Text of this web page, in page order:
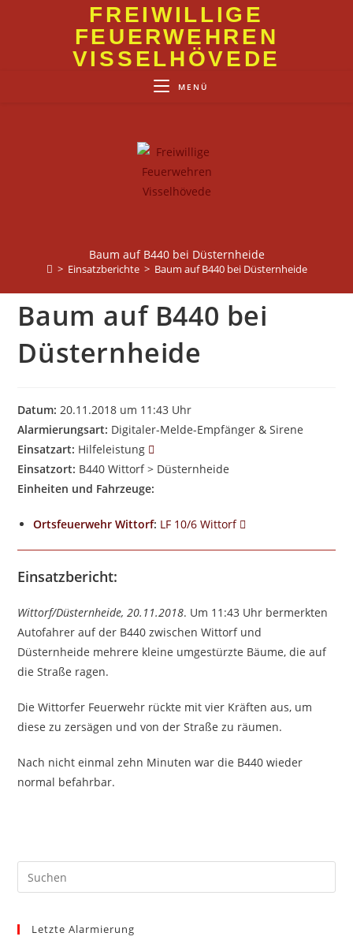
FREIWILLIGE
FEUERWEHREN
VISSELHÖVEDE
MENÜ
Baum auf B440 bei Düsternheide
> Einsatzberichte > Baum auf B440 bei Düsternheide
Baum auf B440 bei
Düsternheide
Datum: 20.11.2018 um 11:43 Uhr
Alarmierungsart: Digitaler-Melde-Empfänger & Sirene
Einsatzart: Hilfeleistung
Einsatzort: B440 Wittorf > Düsternheide
Einheiten und Fahrzeuge:
Ortsfeuerwehr Wittorf: LF 10/6 Wittorf
Einsatzbericht:
Wittorf/Düsternheide, 20.11.2018. Um 11:43 Uhr bermerkten
Autofahrer auf der B440 zwischen Wittorf und
Düsternheide mehrere kleine umgestürzte Bäume, die auf
die Straße ragen.
Die Wittorfer Feuerwehr rückte mit vier Kräften aus, um
diese zu zersägen und von der Straße zu räumen.
Nach nicht einmal zehn Minuten war die B440 wieder
normal befahrbar.
Letzte Alarmierung